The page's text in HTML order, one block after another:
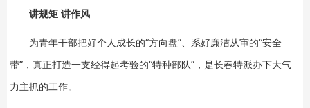
讲规矩 讲作风
为青年干部把好个人成长的“方向盘”、系好廉洁从审的“安全
带”，真正打造一支经得起考验的“特种部队”，是长春特派办下大气
力主抓的工作。